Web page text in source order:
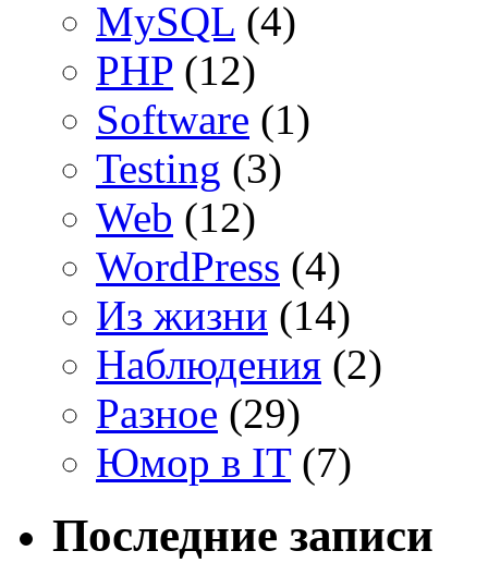
MySQL (4)
PHP (12)
Software (1)
Testing (3)
Web (12)
WordPress (4)
Из жизни (14)
Наблюдения (2)
Разное (29)
Юмор в IT(7)
Последние записи